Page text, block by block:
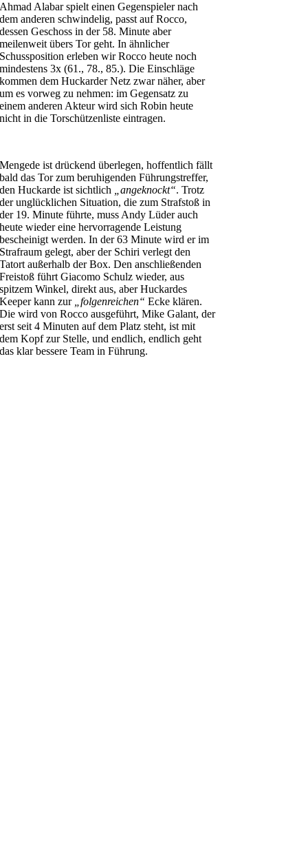
Ahmad Alabar spielt einen Gegenspieler nach
dem anderen schwindelig, passt auf Rocco,
dessen Geschoss in der 58. Minute aber
meilenweit übers Tor geht. In ähnlicher
Schussposition erleben wir Rocco heute noch
mindestens 3x (61., 78., 85.). Die Einschläge
kommen dem Huckarder Netz zwar näher, aber
um es vorweg zu nehmen: im Gegensatz zu
einem anderen Akteur wird sich Robin heute
nicht in die Torschützenliste eintragen.
Mengede ist drückend überlegen, hoffentlich fällt
bald das Tor zum beruhigenden Führungstreffer,
den Huckarde ist sichtlich
„angeknockt“. Trotz
der unglücklichen Situation, die zum Strafstoß in
der 19. Minute führte, muss Andy Lüder auch
heute wieder eine hervorragende Leistung
bescheinigt werden. In der 63 Minute wird er im
Strafraum gelegt, aber der Schiri verlegt den
Tatort außerhalb der Box. Den anschließenden
Freistoß führt Giacomo Schulz wieder, aus
spitzem Winkel, direkt aus, aber Huckardes
Keeper kann zur
„folgenreichen“ Ecke klären.
Die wird von Rocco ausgeführt, Mike Galant, der
erst seit 4 Minuten auf dem Platz steht, ist mit
dem Kopf zur Stelle, und endlich, endlich geht
das klar bessere Team in Führung.